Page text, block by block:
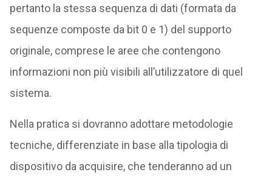
pertanto la stessa sequenza di dati (formata da
sequenze composte da bit 0 e 1) del supporto
originale, comprese le aree che contengono
informazioni non più visibili all’utilizzatore di quel
sistema.
Nella pratica si dovranno adottare metodologie
tecniche, differenziate in base alla tipologia di
dispositivo da acquisire, che tenderanno ad un